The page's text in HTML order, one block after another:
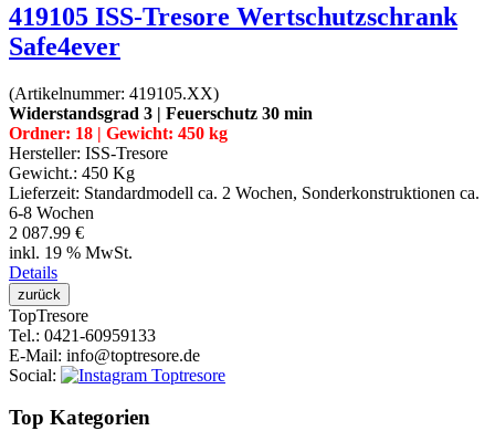
419105 ISS-Tresore Wertschutzschrank
Safe4ever
(Artikelnummer: 419105.XX)
Widerstandsgrad 3 | Feuerschutz 30 min
Ordner: 18 | Gewicht: 450 kg
Hersteller: ISS-Tresore
Gewicht.: 450 Kg
Lieferzeit: Standardmodell ca. 2 Wochen, Sonderkonstruktionen ca.
6-8 Wochen
2 087.99 €
inkl. 19 % MwSt.
Details
TopTresore
Tel.: 0421-60959133
E-Mail: info@toptresore.de
Social:
Top Kategorien